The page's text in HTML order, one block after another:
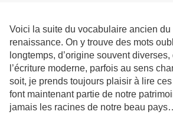
Voici la suite du vocabulaire ancien du
renaissance. On y trouve des mots
longtemps, d’origine souvent
l’écriture moderne, parfois au sens
soit, je prends toujours plaisir à lire
font maintenant partie de notre
jamais les racines de notre beau